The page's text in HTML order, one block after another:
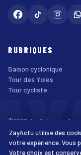
RUBRIQUES
Saison cyclonique
Tour des Yoles
Tour cycliste
©2026 ZayActu.org.
Agency
Mentions légales
ZayActu utilise des
votre expérience. Vous
Votre choix est